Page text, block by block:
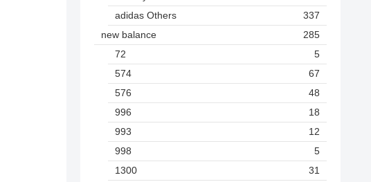
adidas Others
337
new balance
285
72
5
574
67
576
48
996
18
993
12
998
5
1300
31